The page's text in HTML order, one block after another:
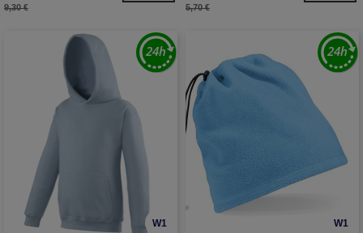
9,30 € 5,70 €
W1 W1